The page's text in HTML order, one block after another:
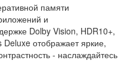
памяти
и
Dolby Vision, HDR10+,
отображает яркие,
- наслаждайтесь